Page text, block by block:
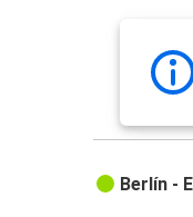
Berlín -